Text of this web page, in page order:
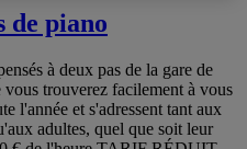
de piano
à deux pas de la gare de
trouverez facilement à vous
l'année et s'adressent tant aux
adultes, quel que soit leur